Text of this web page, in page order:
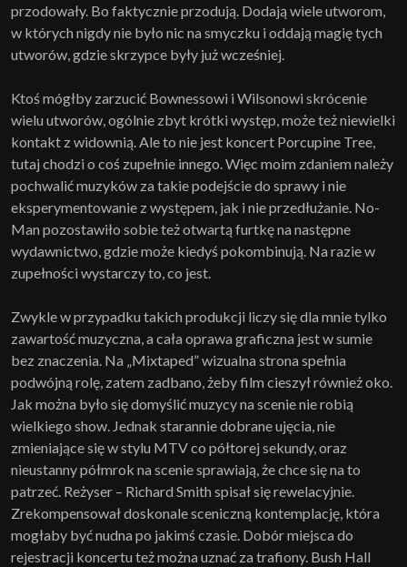
przodowały. Bo faktycznie przodują. Dodają wiele utworom,
w których nigdy nie było nic na smyczku i oddają magię tych
utworów, gdzie skrzypce były już wcześniej.
Ktoś mógłby zarzucić Bownessowi i Wilsonowi skrócenie
wielu utworów, ogólnie zbyt krótki występ, może też niewielki
kontakt z widownią. Ale to nie jest koncert Porcupine Tree,
tutaj chodzi o coś zupełnie innego. Więc moim zdaniem należy
pochwalić muzyków za takie podejście do sprawy i nie
eksperymentowanie z występem, jak i nie przedłużanie. No-
Man pozostawiło sobie też otwartą furtkę na następne
wydawnictwo, gdzie może kiedyś pokombinują. Na razie w
zupełności wystarczy to, co jest.
Zwykle w przypadku takich produkcji liczy się dla mnie tylko
zawartość muzyczna, a cała oprawa graficzna jest w sumie
bez znaczenia. Na „Mixtaped” wizualna strona spełnia
podwójną rolę, zatem zadbano, żeby film cieszył również oko.
Jak można było się domyślić muzycy na scenie nie robią
wielkiego show. Jednak starannie dobrane ujęcia, nie
zmieniające się w stylu MTV co półtorej sekundy, oraz
nieustanny półmrok na scenie sprawiają, że chce się na to
patrzeć. Reżyser – Richard Smith spisał się rewelacyjnie.
Zrekompensował doskonale sceniczną kontemplację, która
mogłaby być nudna po jakimś czasie. Dobór miejsca do
rejestracji koncertu też można uznać za trafiony. Bush Hall